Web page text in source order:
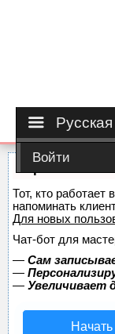
Войти
Тот, кто работает
напоминать
Для новых
Чат-бот для
— Сам
—
— Увеличивает